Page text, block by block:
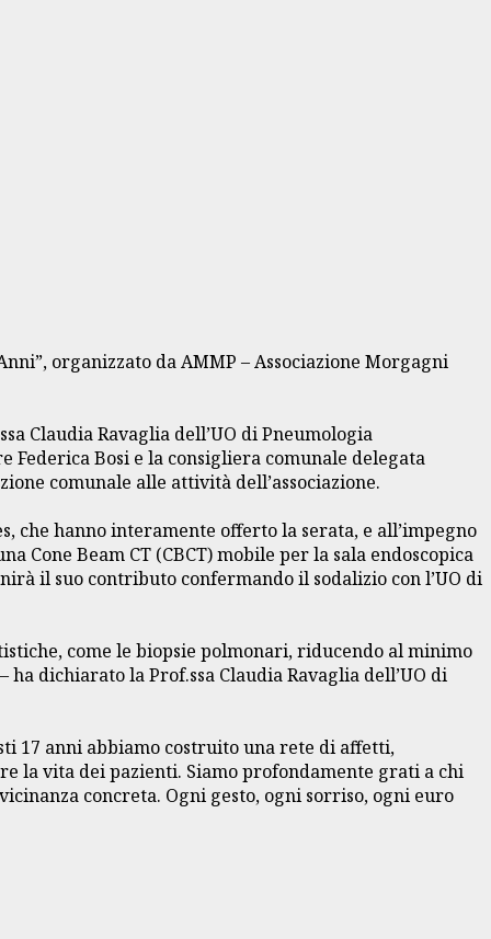
organizzato da AMMP – Associazione Morgagni
Claudia Ravaglia dell’UO di Pneumologia
Federica Bosi e la consigliera comunale delegata
comunale alle attività dell’associazione.
che hanno interamente offerto la serata, e all’impegno
Beam CT (CBCT) mobile per la sala endoscopica
il suo contributo confermando il sodalizio con l’UO di
come le biopsie polmonari, riducendo al minimo
dichiarato la Prof.ssa Claudia Ravaglia dell’UO di
17 anni abbiamo costruito una rete di affetti,
la vita dei pazienti. Siamo profondamente grati a chi
concreta. Ogni gesto, ogni sorriso, ogni euro